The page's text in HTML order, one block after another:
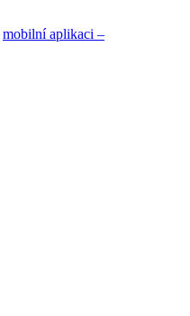
mobilní aplikaci –